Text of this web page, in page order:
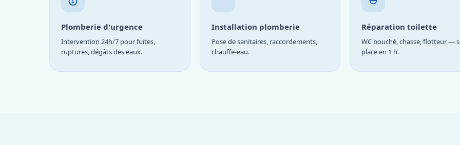
Plomberie d'urgence
Intervention 24h/7 pour fuites,
ruptures, dégâts des eaux.
Installation plomberie
Pose de sanitaires, raccordements,
chauffe-eau.
Réparation toilette
WC bouché, chasse, flotteur —
place en 1 h.